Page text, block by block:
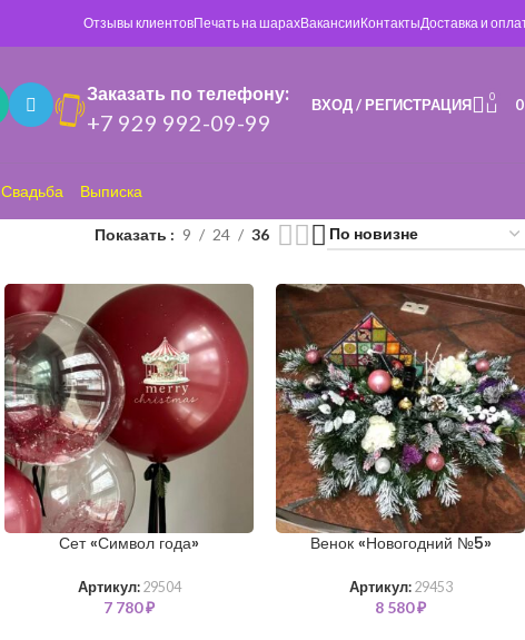
Отзывы клиентовПечать на шарахВакансииКонтактыДоставка и
Заказать по телефону:
+7 929 992-09-99
ВХОД / РЕГИСТРАЦИЯ 0
Свадьба Выписка
Показать 9 24 36
Сет «Символ года»
Артикул: 29504
7 780₽
Венок «Новогодний №5»
Артикул: 29453
8 580₽